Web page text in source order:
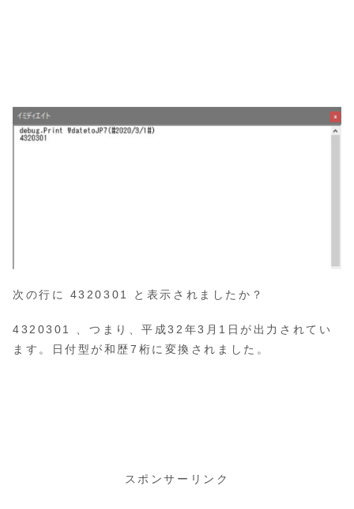
次の行に 4320301 と表示されましたか？
4320301 、つまり、平成32年3月1日が出力されてい
ます。日付型が和歴7桁に変換されました。
スポンサーリンク